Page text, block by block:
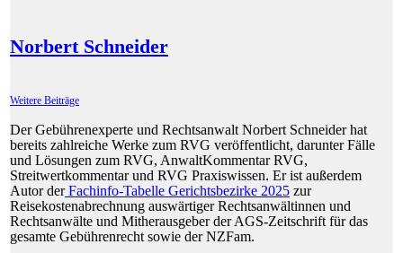
Norbert Schneider
Weitere Beiträge
Der Gebührenexperte und Rechtsanwalt Norbert Schneider hat
bereits zahlreiche Werke zum RVG veröffentlicht, darunter Fälle
und Lösungen zum RVG, AnwaltKommentar RVG,
Streitwertkommentar und RVG Praxiswissen. Er ist außerdem
Autor derFachinfo-Tabelle Gerichtsbezirke 2025 zur
Reisekostenabrechnung auswärtiger Rechtsanwältinnen und
Rechtsanwälte und Mitherausgeber der AGS-Zeitschrift für das
gesamte Gebührenrecht sowie der NZFam.